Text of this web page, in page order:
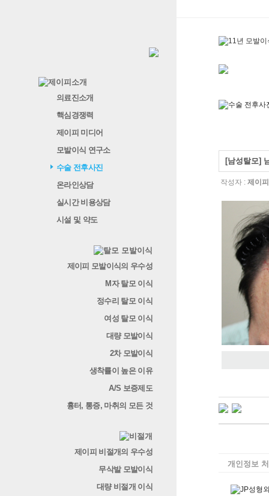
의료진소개
핵심경쟁력
제이피 미디어
모발이식 연구소
수술 전후사진
온라인상담
실시간 비용상담
시설 및 약도
제이피 모발이식의 우수성
M자 탈모 이식
정수리 탈모 이식
여성 탈모 이식
대량 모발이식
2차 모발이식
생착률이 높은 이유
A/S 보증제도
흉터, 통증, 마취의 모든 것
제이피 비절개의 우수성
무삭발 모발이식
대량 비절개 이식
[남성탈모]
작성자 : 제이피
개인정보